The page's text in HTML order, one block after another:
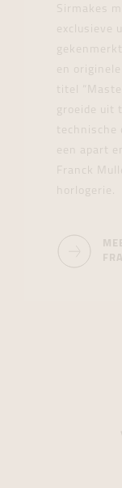
Sirmakes
exclusieve
en
titel
groeide uit
een apart
Franck
horlogerie.